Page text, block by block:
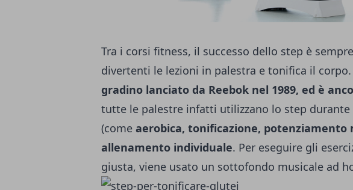
Tra i corsi fitness, il successo dello step è
divertenti le lezioni in palestra e tonifica il corpo.
gradino lanciato da Reebok nel 1989, ed è
tutte le palestre infatti utilizzano lo step
(come aerobica, tonificazione, potenziamento
allenamento individuale. Per eseguire gli
giusta, viene usato un sottofondo musicale ad